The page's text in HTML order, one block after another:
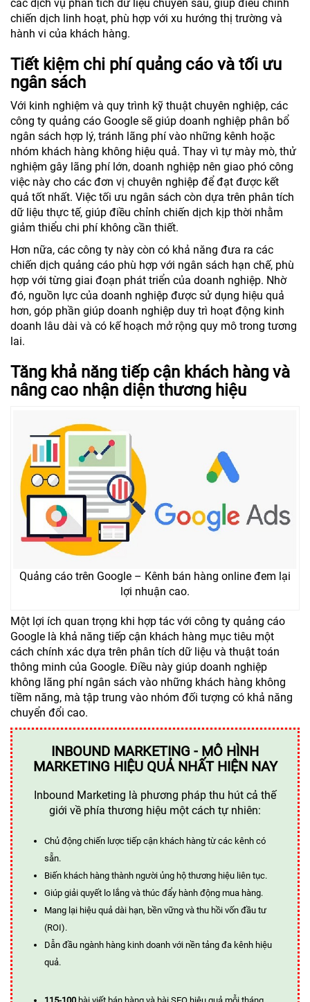
các dịch vụ phân tích dữ liệu chuyên sâu, giúp điều chỉnh
chiến dịch linh hoạt, phù hợp với xu hướng thị trường và
hành vi của khách hàng.
Tiết kiệm chi phí quảng cáo và tối ưu
ngân sách
Với kinh nghiệm và quy trình kỹ thuật chuyên nghiệp, các
công ty quảng cáo Google sẽ giúp doanh nghiệp phân bổ
ngân sách hợp lý, tránh lãng phí vào những kênh hoặc
nhóm khách hàng không hiệu quả. Thay vì tự mày mò, thử
nghiệm gây lãng phí lớn, doanh nghiệp nên giao phó công
việc này cho các đơn vị chuyên nghiệp để đạt được kết
quả tốt nhất. Việc tối ưu ngân sách còn dựa trên phân tích
dữ liệu thực tế, giúp điều chỉnh chiến dịch kịp thời nhằm
giảm thiểu chi phí không cần thiết.
Hơn nữa, các công ty này còn có khả năng đưa ra các
chiến dịch quảng cáo phù hợp với ngân sách hạn chế, phù
hợp với từng giai đoạn phát triển của doanh nghiệp. Nhờ
đó, nguồn lực của doanh nghiệp được sử dụng hiệu quả
hơn, góp phần giúp doanh nghiệp duy trì hoạt động kinh
doanh lâu dài và có kế hoạch mở rộng quy mô trong tương
lai.
Tăng khả năng tiếp cận khách hàng và
nâng cao nhận diện thương hiệu
Quảng cáo trên Google – Kênh bán hàng online đem lại
lợi nhuận cao.
Một lợi ích quan trọng khi hợp tác với công ty quảng cáo
Google là khả năng tiếp cận khách hàng mục tiêu một
cách chính xác dựa trên phân tích dữ liệu và thuật toán
thông minh của Google. Điều này giúp doanh nghiệp
không lãng phí ngân sách vào những khách hàng không
tiềm năng, mà tập trung vào nhóm đối tượng có khả năng
chuyển đổi cao.
INBOUND MARKETING - MÔ HÌNH
MARKETING HIỆU QUẢ NHẤT HIỆN NAY
Inbound Marketing là phương pháp thu hút cả thế
giới về phía thương hiệu một cách tự nhiên:
Chủ động chiến lược tiếp cận khách hàng từ các kênh có
sẵn.
Biến khách hàng thành người ủng hộ thương hiệu liên tục.
Giúp giải quyết lo lắng và thúc đẩy hành động mua hàng.
Mang lại hiệu quả dài hạn, bền vững và thu hồi vốn đầu tư
(ROI).
Dẫn đầu ngành hàng kinh doanh với nền tảng đa kênh hiệu
quả.